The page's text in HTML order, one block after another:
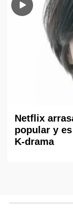
Netflix
popular y
K-drama